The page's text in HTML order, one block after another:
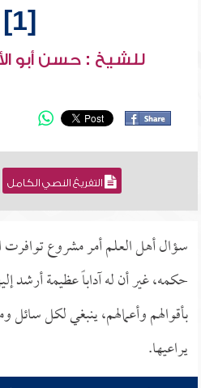
[1]
للشيخ : حسن أبو
التفريغ النصي الكامل
سؤال أهل العلم أمر مشروع
حكمه، غير أن له آداباً عظيمة أرشد
بأقوالهم وأعمالهم، ينبغي لكل
يراعيها.